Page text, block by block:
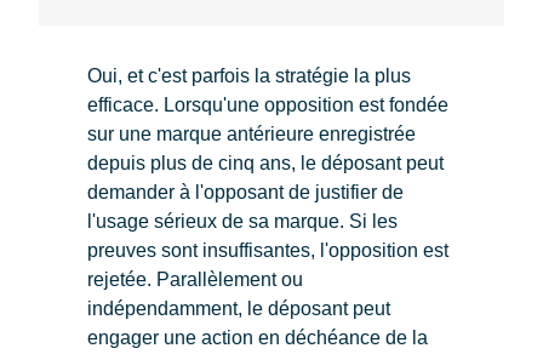
Oui, et c'est parfois la stratégie la plus
efficace. Lorsqu'une opposition est fondée
sur une marque antérieure enregistrée
depuis plus de cinq ans, le déposant peut
demander à l'opposant de justifier de
l'usage sérieux de sa marque. Si les
preuves sont insuffisantes, l'opposition est
rejetée. Parallèlement ou
indépendamment, le déposant peut
engager une action en déchéance de la